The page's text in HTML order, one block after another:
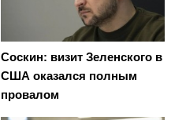
Соскин: визит Зеленского в
США оказался полным
провалом